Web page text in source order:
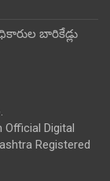
బారికేడ్లు
Digital
Registered